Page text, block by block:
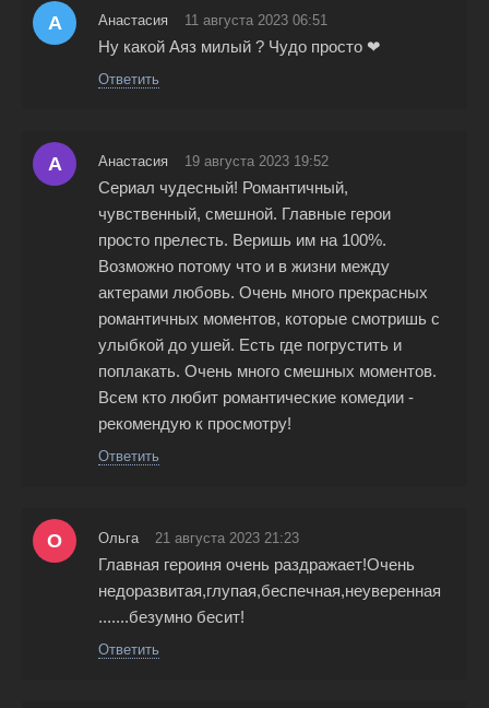
А Анастасия 11 августа 2023 06:51
Ну какой Аяз милый ? Чудо просто ❤
Ответить
А Анастасия 19 августа 2023 19:52
Сериал чудесный! Романтичный,
чувственный, смешной. Главные герои
просто прелесть. Веришь им на 100%.
Возможно потому что и в жизни между
актерами любовь. Очень много прекрасных
романтичных моментов, которые смотришь с
улыбкой до ушей. Есть где погрустить и
поплакать. Очень много смешных моментов.
Всем кто любит романтические комедии -
рекомендую к просмотру!
Ответить
О Ольга 21 августа 2023 21:23
Главная героиня очень раздражает!Очень
недоразвитая,глупая,беспечная,неуверенная
.......безумно бесит!
Ответить